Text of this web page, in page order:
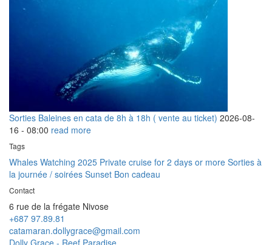
Sorties Baleines en cata de 8h à 18h ( vente au ticket) 2026-08-
16 - 08:00 read more
Tags
Whales Watching 2025 Private cruise for 2 days or more Sorties à
la journée / soirées Sunset Bon cadeau
Contact
6 rue de la frégate Nivose
+687 97.89.81
catamaran.dollygrace@gmail.com
Dolly Grace - Reef Paradise